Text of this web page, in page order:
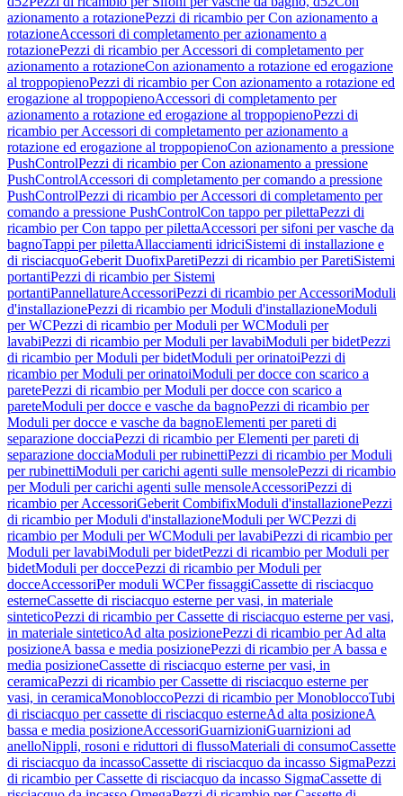
azionamento a rotazionePezzi di ricambio per Con azionamento a
rotazioneAccessori di completamento per azionamento a
rotazionePezzi di ricambio per Accessori di completamento per
azionamento a rotazioneCon azionamento a rotazione ed erogazione
al troppopienoPezzi di ricambio per Con azionamento a rotazione ed
erogazione al troppopienoAccessori di completamento per
azionamento a rotazione ed erogazione al troppopienoPezzi di
ricambio per Accessori di completamento per azionamento a
rotazione ed erogazione al troppopienoCon azionamento a pressione
PushControlPezzi di ricambio per Con azionamento a pressione
PushControlAccessori di completamento per comando a pressione
PushControlPezzi di ricambio per Accessori di completamento per
comando a pressione PushControlCon tappo per pilettaPezzi di
ricambio per Con tappo per pilettaAccessori per sifoni per vasche da
bagnoTappi per pilettaAllacciamenti idriciSistemi di installazione e
di risciacquoGeberit DuofixParetiPezzi di ricambio per ParetiSistemi
portantiPezzi di ricambio per Sistemi
portantiPannellatureAccessoriPezzi di ricambio per AccessoriModuli
d'installazionePezzi di ricambio per Moduli d'installazioneModuli
per WCPezzi di ricambio per Moduli per WCModuli per
lavabiPezzi di ricambio per Moduli per lavabiModuli per bidetPezzi
di ricambio per Moduli per bidetModuli per orinatoiPezzi di
ricambio per Moduli per orinatoiModuli per docce con scarico a
paretePezzi di ricambio per Moduli per docce con scarico a
pareteModuli per docce e vasche da bagnoPezzi di ricambio per
Moduli per docce e vasche da bagnoElementi per pareti di
separazione docciaPezzi di ricambio per Elementi per pareti di
separazione docciaModuli per rubinettiPezzi di ricambio per Moduli
per rubinettiModuli per carichi agenti sulle mensolePezzi di ricambio
per Moduli per carichi agenti sulle mensoleAccessoriPezzi di
ricambio per AccessoriGeberit CombifixModuli d'installazionePezzi
di ricambio per Moduli d'installazioneModuli per WCPezzi di
ricambio per Moduli per WCModuli per lavabiPezzi di ricambio per
Moduli per lavabiModuli per bidetPezzi di ricambio per Moduli per
bidetModuli per doccePezzi di ricambio per Moduli per
docceAccessoriPer moduli WCPer fissaggiCassette di risciacquo
esterneCassette di risciacquo esterne per vasi, in materiale
sinteticoPezzi di ricambio per Cassette di risciacquo esterne per vasi,
in materiale sinteticoAd alta posizionePezzi di ricambio per Ad alta
posizioneA bassa e media posizionePezzi di ricambio per A bassa e
media posizioneCassette di risciacquo esterne per vasi, in
ceramicaPezzi di ricambio per Cassette di risciacquo esterne per
vasi, in ceramicaMonobloccoPezzi di ricambio per MonobloccoTubi
di risciacquo per cassette di risciacquo esterneAd alta posizioneA
bassa e media posizioneAccessoriGuarnizioniGuarnizioni ad
anelloNippli, rosoni e riduttori di flussoMateriali di consumoCassette
di risciacquo da incassoCassette di risciacquo da incasso SigmaPezzi
di ricambio per Cassette di risciacquo da incasso SigmaCassette di